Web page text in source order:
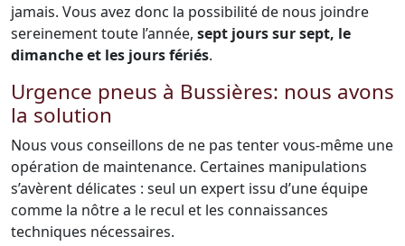
jamais. Vous avez donc la possibilité de nous joindre
sereinement toute l’année, sept jours sur sept, le
dimanche et les jours fériés.
Urgence pneus à Bussières: nous avons
la solution
Nous vous conseillons de ne pas tenter vous-même une
opération de maintenance. Certaines manipulations
s’avèrent délicates : seul un expert issu d’une équipe
comme la nôtre a le recul et les connaissances
techniques nécessaires.